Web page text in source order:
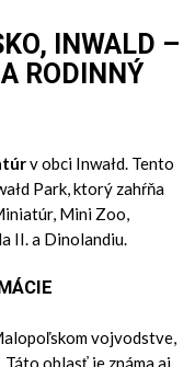
INWALD –
RODINNÝ
v obci Inwałd. Tento
Park, ktorý zahŕňa
Mini Zoo,
II. a Dinolandiu.
vojvodstve,